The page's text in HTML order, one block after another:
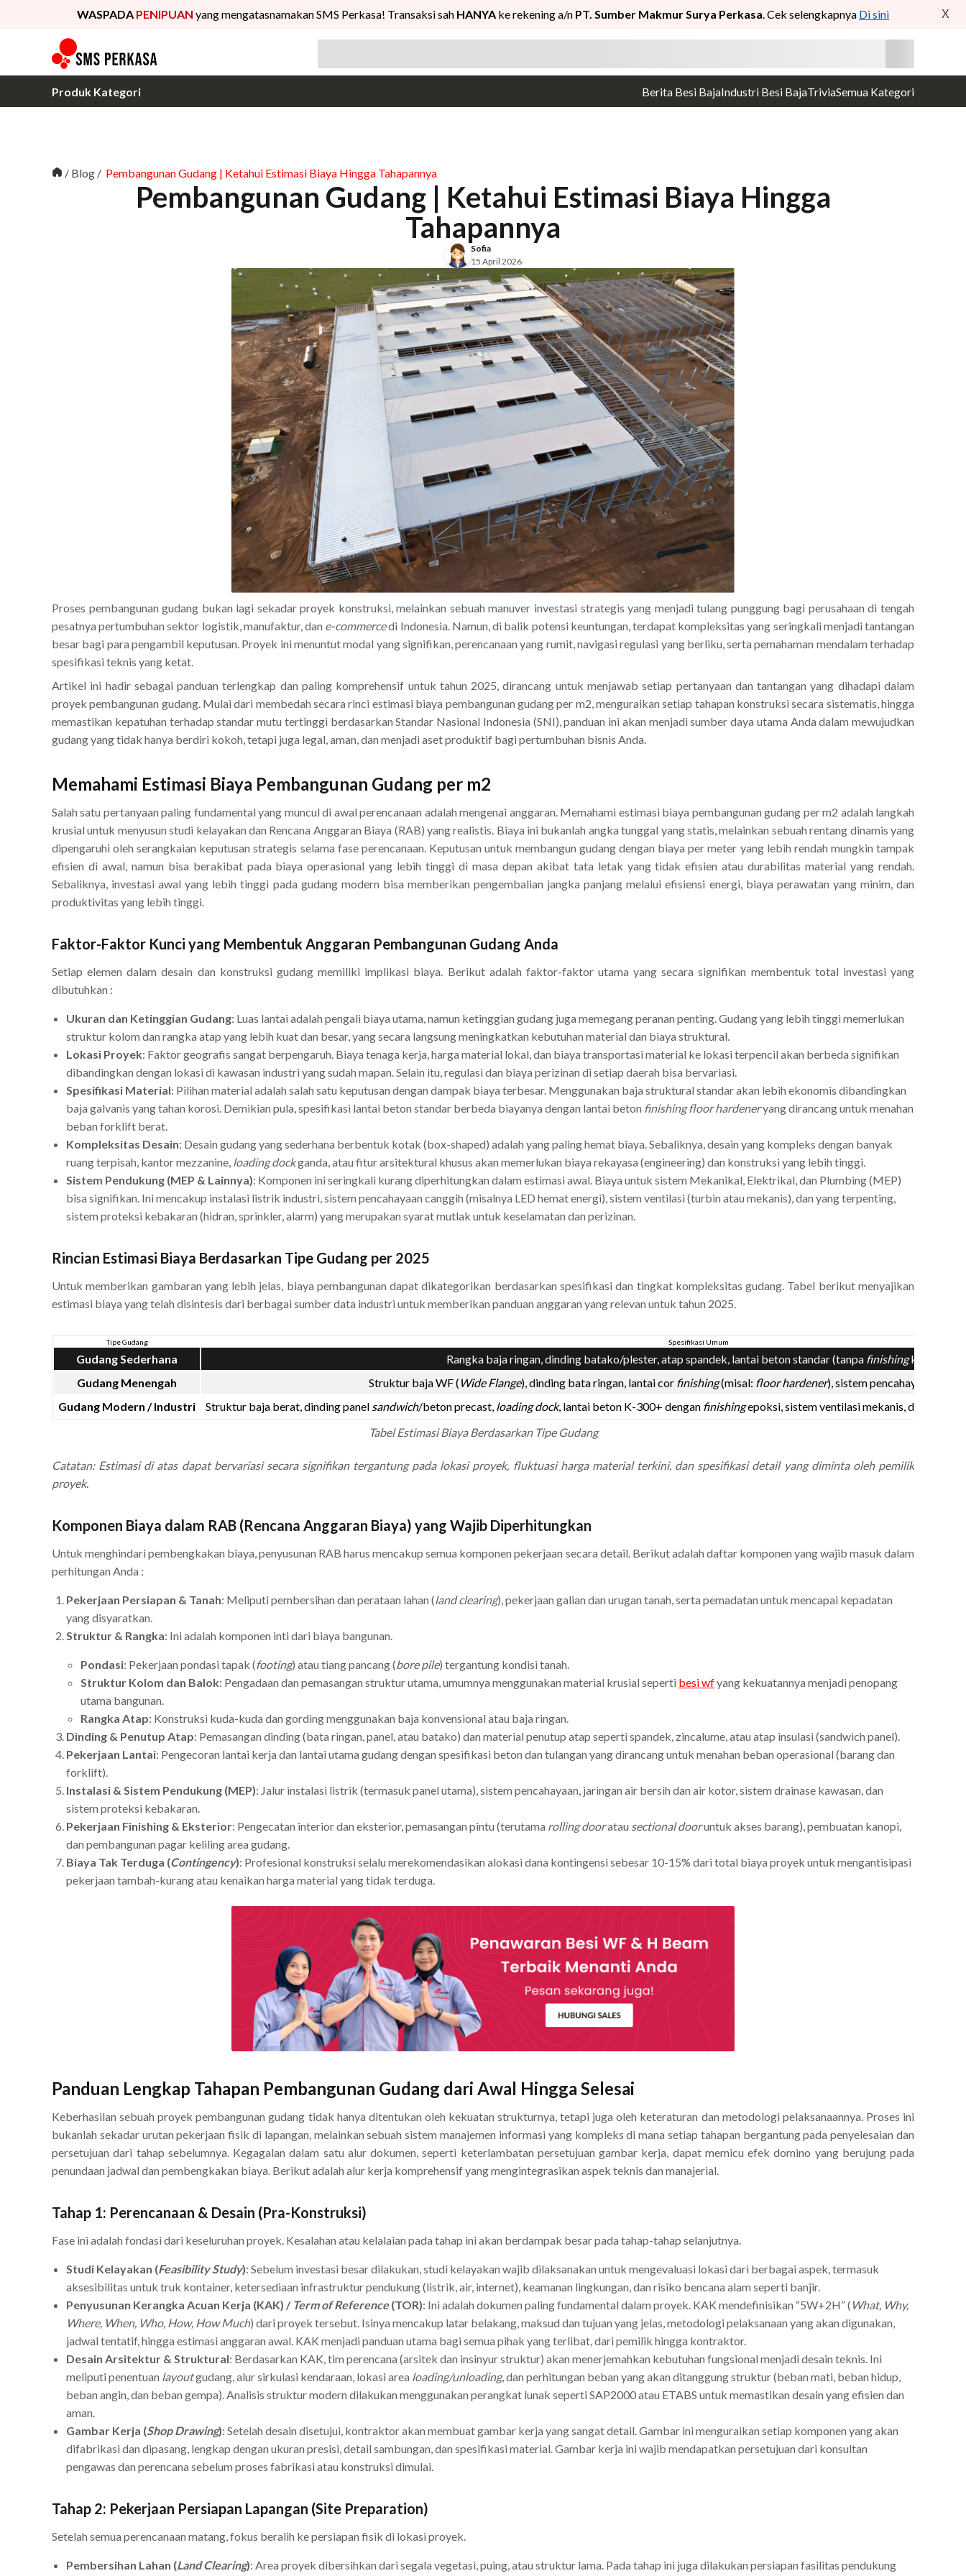
WASPADA PENIPUAN yang mengatasnamakan SMS Perkasa! Transaksi sah HANYA ke rekening a/n PT. Sumber Makmur Surya Perkasa. Cek selengkapnya Di sini X
Produk Kategori Berita Besi BajaIndustri Besi BajaTriviaSemua Kategori
/ Blog / Pembangunan Gudang | Ketahui Estimasi Biaya Hingga Tahapannya
Pembangunan Gudang | Ketahui Estimasi Biaya Hingga
Tahapannya
Sofia
15 April 2026
Proses pembangunan gudang bukan lagi sekadar proyek konstruksi, melainkan sebuah manuver investasi strategis yang menjadi tulang punggung bagi perusahaan di tengah
pesatnya pertumbuhan sektor logistik, manufaktur, dan e-commercedi Indonesia. Namun, di balik potensi keuntungan, terdapat kompleksitas yang seringkali menjadi tantangan
besar bagi para pengambil keputusan. Proyek ini menuntut modal yang signifikan, perencanaan yang rumit, navigasi regulasi yang berliku, serta pemahaman mendalam terhadap
spesifikasi teknis yang ketat.
Artikel ini hadir sebagai panduan terlengkap dan paling komprehensif untuk tahun 2025, dirancang untuk menjawab setiap pertanyaan dan tantangan yang dihadapi dalam
proyek pembangunan gudang. Mulai dari membedah secara rinci estimasi biaya pembangunan gudang per m2, menguraikan setiap tahapan konstruksi secara sistematis, hingga
memastikan kepatuhan terhadap standar mutu tertinggi berdasarkan Standar Nasional Indonesia (SNI), panduan ini akan menjadi sumber daya utama Anda dalam mewujudkan
gudang yang tidak hanya berdiri kokoh, tetapi juga legal, aman, dan menjadi aset produktif bagi pertumbuhan bisnis Anda.
Memahami Estimasi Biaya Pembangunan Gudang per m2
Salah satu pertanyaan paling fundamental yang muncul di awal perencanaan adalah mengenai anggaran. Memahami estimasi biaya pembangunan gudang per m2 adalah langkah
krusial untuk menyusun studi kelayakan dan Rencana Anggaran Biaya (RAB) yang realistis. Biaya ini bukanlah angka tunggal yang statis, melainkan sebuah rentang dinamis yang
dipengaruhi oleh serangkaian keputusan strategis selama fase perencanaan. Keputusan untuk membangun gudang dengan biaya per meter yang lebih rendah mungkin tampak
efisien di awal, namun bisa berakibat pada biaya operasional yang lebih tinggi di masa depan akibat tata letak yang tidak efisien atau durabilitas material yang rendah.
Sebaliknya, investasi awal yang lebih tinggi pada gudang modern bisa memberikan pengembalian jangka panjang melalui efisiensi energi, biaya perawatan yang minim, dan
produktivitas yang lebih tinggi.
Faktor-Faktor Kunci yang Membentuk Anggaran Pembangunan Gudang Anda
Setiap elemen dalam desain dan konstruksi gudang memiliki implikasi biaya. Berikut adalah faktor-faktor utama yang secara signifikan membentuk total investasi yang
dibutuhkan :
Ukuran dan Ketinggian Gudang: Luas lantai adalah pengali biaya utama, namun ketinggian gudang juga memegang peranan penting. Gudang yang lebih tinggi memerlukan
struktur kolom dan rangka atap yang lebih kuat dan besar, yang secara langsung meningkatkan kebutuhan material dan biaya struktural.
Lokasi Proyek: Faktor geografis sangat berpengaruh. Biaya tenaga kerja, harga material lokal, dan biaya transportasi material ke lokasi terpencil akan berbeda signifikan
dibandingkan dengan lokasi di kawasan industri yang sudah mapan. Selain itu, regulasi dan biaya perizinan di setiap daerah bisa bervariasi.
Spesifikasi Material: Pilihan material adalah salah satu keputusan dengan dampak biaya terbesar. Menggunakan baja struktural standar akan lebih ekonomis dibandingkan
baja galvanis yang tahan korosi. Demikian pula, spesifikasi lantai beton standar berbeda biayanya dengan lantai beton finishing floor hardeneryang dirancang untuk menahan
beban forklift berat.
Kompleksitas Desain: Desain gudang yang sederhana berbentuk kotak (box-shaped) adalah yang paling hemat biaya. Sebaliknya, desain yang kompleks dengan banyak
ruang terpisah, kantor mezzanine, loading dockganda, atau fitur arsitektural khusus akan memerlukan biaya rekayasa (engineering) dan konstruksi yang lebih tinggi.
Sistem Pendukung (MEP & Lainnya): Komponen ini seringkali kurang diperhitungkan dalam estimasi awal. Biaya untuk sistem Mekanikal, Elektrikal, dan Plumbing (MEP)
bisa signifikan. Ini mencakup instalasi listrik industri, sistem pencahayaan canggih (misalnya LED hemat energi), sistem ventilasi (turbin atau mekanis), dan yang terpenting,
sistem proteksi kebakaran (hidran, sprinkler, alarm) yang merupakan syarat mutlak untuk keselamatan dan perizinan.
Rincian Estimasi Biaya Berdasarkan Tipe Gudang per 2025
Untuk memberikan gambaran yang lebih jelas, biaya pembangunan dapat dikategorikan berdasarkan spesifikasi dan tingkat kompleksitas gudang. Tabel berikut menyajikan
estimasi biaya yang telah disintesis dari berbagai sumber data industri untuk memberikan panduan anggaran yang relevan untuk tahun 2025.
Tipe Gudang Spesifikasi Umum
Gudang Sederhana Rangka baja ringan, dinding batako/plester, atap spandek, lantai beton standar (tanpa finishingkhusus).
Gudang Menengah
Struktur baja WF ( Wide Flange), dinding bata ringan, lantai cor finishing(misal: floor hardener), sistem pencahayaan dan
Gudang Modern / Industri
Struktur baja berat, dinding panel sandwich/beton precast, loading dock, lantai beton K-300+ dengan finishingepoksi, sistem ventilasi mekanis, dan
Tabel Estimasi Biaya Berdasarkan Tipe Gudang
Catatan: Estimasi di atas dapat bervariasi secara signifikan tergantung pada lokasi proyek, fluktuasi harga material terkini, dan spesifikasi detail yang diminta oleh pemilik
proyek.
Komponen Biaya dalam RAB (Rencana Anggaran Biaya) yang Wajib Diperhitungkan
Untuk menghindari pembengkakan biaya, penyusunan RAB harus mencakup semua komponen pekerjaan secara detail. Berikut adalah daftar komponen yang wajib masuk dalam
perhitungan Anda :
Pekerjaan Persiapan & Tanah: Meliputi pembersihan dan perataan lahan (land clearing), pekerjaan galian dan urugan tanah, serta pemadatan untuk mencapai kepadatan
yang disyaratkan.
Struktur & Rangka: Ini adalah komponen inti dari biaya bangunan.
Pondasi: Pekerjaan pondasi tapak (footing) atau tiang pancang (bore pile) tergantung kondisi tanah.
Struktur Kolom dan Balok: Pengadaan dan pemasangan struktur utama, umumnya menggunakan material krusial seperti besi wfyang kekuatannya menjadi penopang
utama bangunan.
Rangka Atap: Konstruksi kuda-kuda dan gording menggunakan baja konvensional atau baja ringan.
Dinding & Penutup Atap: Pemasangan dinding (bata ringan, panel, atau batako) dan material penutup atap seperti spandek, zincalume, atau atap insulasi (sandwich panel).
Pekerjaan Lantai: Pengecoran lantai kerja dan lantai utama gudang dengan spesifikasi beton dan tulangan yang dirancang untuk menahan beban operasional (barang dan
forklift).
Instalasi & Sistem Pendukung (MEP): Jalur instalasi listrik (termasuk panel utama), sistem pencahayaan, jaringan air bersih dan air kotor, sistem drainase kawasan, dan
sistem proteksi kebakaran.
Pekerjaan Finishing & Eksterior: Pengecatan interior dan eksterior, pemasangan pintu (terutama rolling dooratau sectional dooruntuk akses barang), pembuatan kanopi,
dan pembangunan pagar keliling area gudang.
Biaya Tak Terduga (Contingency): Profesional konstruksi selalu merekomendasikan alokasi dana kontingensi sebesar 10-15% dari total biaya proyek untuk mengantisipasi
pekerjaan tambah-kurang atau kenaikan harga material yang tidak terduga.
Panduan Lengkap Tahapan Pembangunan Gudang dari Awal Hingga Selesai
Keberhasilan sebuah proyek pembangunan gudang tidak hanya ditentukan oleh kekuatan strukturnya, tetapi juga oleh keteraturan dan metodologi pelaksanaannya. Proses ini
bukanlah sekadar urutan pekerjaan fisik di lapangan, melainkan sebuah sistem manajemen informasi yang kompleks di mana setiap tahapan bergantung pada penyelesaian dan
persetujuan dari tahap sebelumnya. Kegagalan dalam satu alur dokumen, seperti keterlambatan persetujuan gambar kerja, dapat memicu efek domino yang berujung pada
penundaan jadwal dan pembengkakan biaya. Berikut adalah alur kerja komprehensif yang mengintegrasikan aspek teknis dan manajerial.
Tahap 1: Perencanaan & Desain (Pra-Konstruksi)
Fase ini adalah fondasi dari keseluruhan proyek. Kesalahan atau kelalaian pada tahap ini akan berdampak besar pada tahap-tahap selanjutnya.
Studi Kelayakan (Feasibility Study): Sebelum investasi besar dilakukan, studi kelayakan wajib dilaksanakan untuk mengevaluasi lokasi dari berbagai aspek, termasuk
aksesibilitas untuk truk kontainer, ketersediaan infrastruktur pendukung (listrik, air, internet), keamanan lingkungan, dan risiko bencana alam seperti banjir.
Penyusunan Kerangka Acuan Kerja (KAK) / Term of Reference(TOR): Ini adalah dokumen paling fundamental dalam proyek. KAK mendefinisikan “5W+2H” ( What, Why,
Where, When, Who, How, How Much) dari proyek tersebut. Isinya mencakup latar belakang, maksud dan tujuan yang jelas, metodologi pelaksanaan yang akan digunakan,
jadwal tentatif, hingga estimasi anggaran awal. KAK menjadi panduan utama bagi semua pihak yang terlibat, dari pemilik hingga kontraktor.
Desain Arsitektur & Struktural: Berdasarkan KAK, tim perencana (arsitek dan insinyur struktur) akan menerjemahkan kebutuhan fungsional menjadi desain teknis. Ini
meliputi penentuan layoutgudang, alur sirkulasi kendaraan, lokasi area loading/unloading, dan perhitungan beban yang akan ditanggung struktur (beban mati, beban hidup,
beban angin, dan beban gempa). Analisis struktur modern dilakukan menggunakan perangkat lunak seperti SAP2000 atau ETABS untuk memastikan desain yang efisien dan
aman.
Gambar Kerja (Shop Drawing): Setelah desain disetujui, kontraktor akan membuat gambar kerja yang sangat detail. Gambar ini menguraikan setiap komponen yang akan
difabrikasi dan dipasang, lengkap dengan ukuran presisi, detail sambungan, dan spesifikasi material. Gambar kerja ini wajib mendapatkan persetujuan dari konsultan
pengawas dan perencana sebelum proses fabrikasi atau konstruksi dimulai.
Tahap 2: Pekerjaan Persiapan Lapangan (Site Preparation)
Setelah semua perencanaan matang, fokus beralih ke persiapan fisik di lokasi proyek.
Pembersihan Lahan (Land Clearing): Area proyek dibersihkan dari segala vegetasi, puing, atau struktur lama. Pada tahap ini juga dilakukan persiapan fasilitas pendukung